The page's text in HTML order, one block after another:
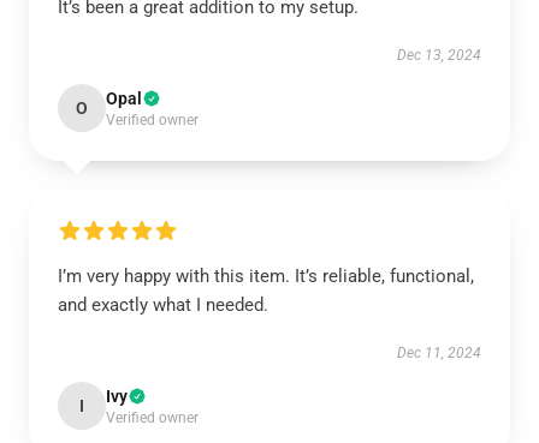
It’s been a great addition to my setup.
Dec 13, 2024
O Opal
Verified owner
I’m very happy with this item. It’s reliable, functional,
and exactly what I needed.
Dec 11, 2024
I Ivy
Verified owner